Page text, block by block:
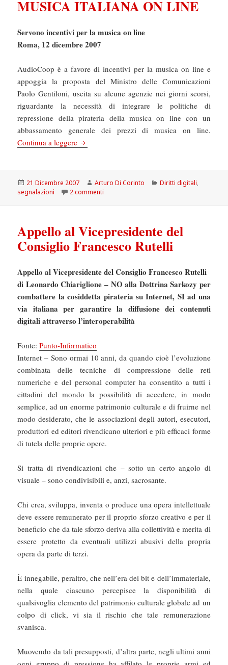
MUSICA ITALIANA ON LINE
Servono incentivi per la musica on line
Roma, 12 dicembre 2007
AudioCoop è a favore di incentivi per la musica on line e
appoggia la proposta del Ministro delle Comunicazioni
Paolo Gentiloni, uscita su alcune agenzie nei giorni scorsi,
riguardante la necessità di integrare le politiche di
repressione della pirateria della musica on line con un
abbassamento generale dei prezzi di musica on line.
Continua a leggere MUSICA: AUDIOCOOP, SERVONO
Scritto
il
21 Dicembre 2007 Autore
Arturo Di Corinto Categorie
Diritti digitali,
segnalazioni
2 commenti
Appello al Vicepresidente del
Consiglio Francesco Rutelli
Appello al Vicepresidente del Consiglio Francesco Rutelli
di Leonardo Chiariglione – NO alla Dottrina Sarkozy per
combattere la cosiddetta pirateria su Internet, SI ad una
via italiana per garantire la diffusione dei contenuti
digitali attraverso l’interoperabilità
Fonte:Punto-Informatico
Internet – Sono ormai 10 anni, da quando cioè l’evoluzione
combinata delle tecniche di compressione delle reti
numeriche e del personal computer ha consentito a tutti i
cittadini del mondo la possibilità di accedere, in modo
semplice, ad un enorme patrimonio culturale e di fruirne nel
modo desiderato, che le associazioni degli autori, esecutori,
produttori ed editori rivendicano ulteriori e più efficaci forme
di tutela delle proprie opere.
Si tratta di rivendicazioni che – sotto un certo angolo di
visuale – sono condivisibili e, anzi, sacrosante.
Chi crea, sviluppa, inventa o produce una opera intellettuale
deve essere remunerato per il proprio sforzo creativo e per il
beneficio che da tale sforzo deriva alla collettività e merita di
essere protetto da eventuali utilizzi abusivi della propria
opera da parte di terzi.
È innegabile, peraltro, che nell’era dei bit e dell’immateriale,
nella quale ciascuno percepisce la disponibilità di
qualsivoglia elemento del patrimonio culturale globale ad un
colpo di click, vi sia il rischio che tale remunerazione
svanisca.
Muovendo da tali presupposti, d’altra parte, negli ultimi anni